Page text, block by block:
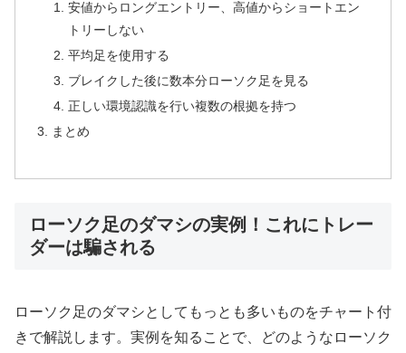
安値からロングエントリー、高値からショートエン
トリーしない
平均足を使用する
ブレイクした後に数本分ローソク足を見る
正しい環境認識を行い複数の根拠を持つ
まとめ
ローソク足のダマシの実例！これにトレー
ダーは騙される
ローソク足のダマシとしてもっとも多いものをチャート付
きで解説します。実例を知ることで、どのようなローソク